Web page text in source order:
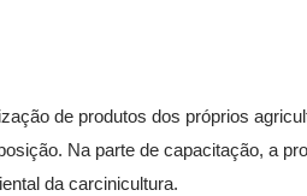
de produtos dos próprios
Na parte de capacitação, a
da carcinicultura.